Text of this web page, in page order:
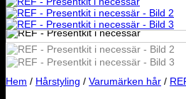
Hem / Hårstyling / Varumärken hår /